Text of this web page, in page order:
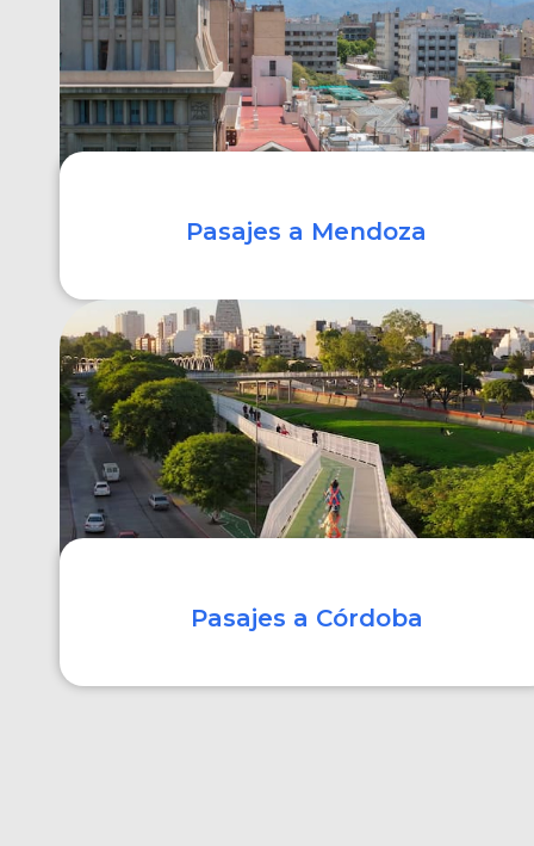
Pasajes a Mendoza
COMPRAR
Pasajes a Córdoba